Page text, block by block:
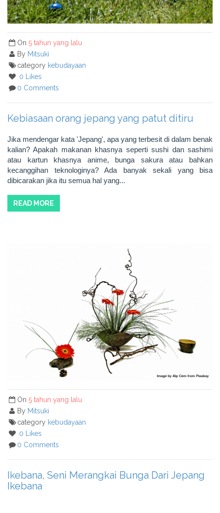
On 5 tahun yang lalu
By Mitsuki
category kebudayaan
0 Likes
0 Comments
Kebiasaan orang jepang yang patut ditiru
Jika mendengar kata 'Jepang', apa yang terbesit di dalam benak
kalian? Apakah makanan khasnya seperti sushi dan sashimi
atau kartun khasnya anime, bunga sakura atau bahkan
kecanggihan teknologinya? Ada banyak sekali yang bisa
dibicarakan jika itu semua hal yang...
READ MORE
On 5 tahun yang lalu
By Mitsuki
category kebudayaan
0 Likes
0 Comments
Ikebana, Seni Merangkai Bunga Dari Jepang
Ikebana